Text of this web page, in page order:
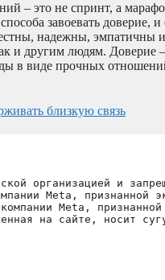
– это не спринт, а
завоевать
надежны, эмпатичны
и другим людям.
в виде прочных
близкую связь
организацией и
Meta, признанной
Meta,
на сайте, носит